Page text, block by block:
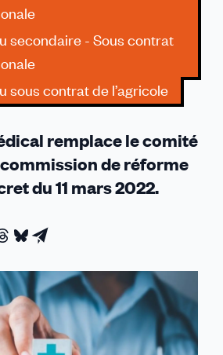
secondaire - Sous contrat
sous contrat de l’agricole
remplace le comité
de réforme
du 11 mars 2022.
Partager
sur
Bluesky
Partager
par
email